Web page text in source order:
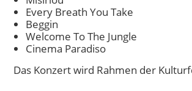
Every Breath You Take
Beggin
Welcome To The Jungle
Cinema Paradiso
Das Konzert wird Rahmen der